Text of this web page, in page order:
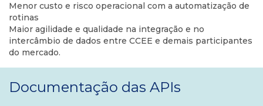
Menor custo e risco operacional com a automatização de
rotinas
Maior agilidade e qualidade na integração e no
intercâmbio de dados entre CCEE e demais participantes
do mercado.
Documentação das APIs